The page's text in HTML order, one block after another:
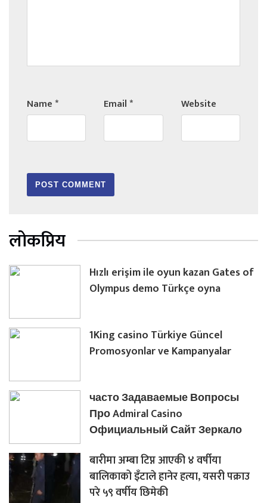
Name* Email* Website
लोकप्रिय
Hızlı erişim ile oyun kazan Gates of
Olympus demo Türkçe oyna
1King casino Türkiye Güncel
Promosyonlar ve Kampanyalar
часто Задаваемые Вопросы
Про Admiral Casino
Официальный Сайт Зеркало
बारीमा अम्बा टिप्न आएकी ४ वर्षीया
बालिकाको इँटाले हानेर हत्या, यसरी पक्राउ
परे ५९ वर्षीय छिमेकी